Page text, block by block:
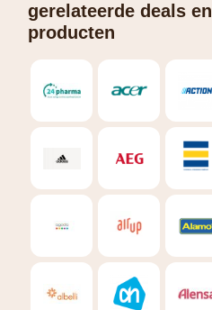
gerelateerde deals en
producten